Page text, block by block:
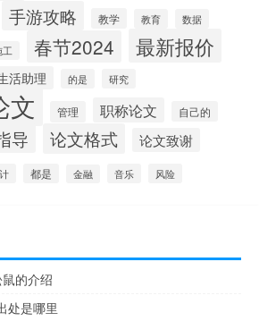
手游攻略 教学 教育 数据
工 春节2024 最新报价
活助理 的是 研究
文 管理 职称论文 自己的
导 论文格式 论文致谢
都是 金融 音乐 风险
的介绍
处是哪里